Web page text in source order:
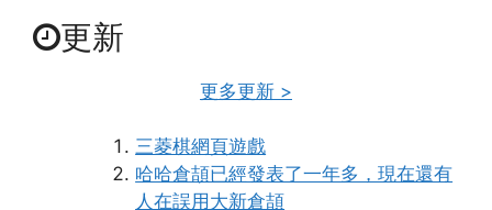
更新
更多更新 >
三菱棋網頁遊戲
哈哈倉頡已經發表了一年多，現在還有
人在誤用大新倉頡